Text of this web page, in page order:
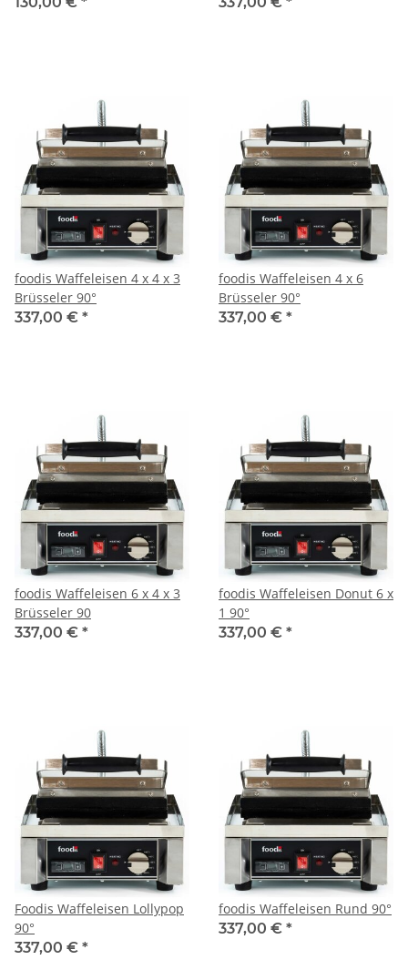
foodis Waffeleisen 4 x 4 x 3
Brüsseler 90°
337,00 € *
foodis Waffeleisen 4 x 6
Brüsseler 90°
337,00 € *
foodis Waffeleisen 6 x 4 x 3
Brüsseler 90
337,00 € *
foodis Waffeleisen Donut 6 x
1 90°
337,00 € *
Foodis Waffeleisen Lollypop
90°
337,00 € *
foodis Waffeleisen Rund 90°
337,00 € *